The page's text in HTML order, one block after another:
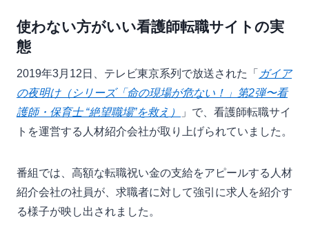
使わない方がいい看護師転職サイトの実
態
2019年3月12日、テレビ東京系列で放送された「 ガイア
の夜明け（シリーズ「命の現場が危ない！」第2弾〜看
護師・保育士 “絶望職場”を救え）
」で、看護師転職サイ
トを運営する人材紹介会社が取り上げられていました。
番組では、高額な転職祝い金の支給をアピールする人材
紹介会社の社員が、求職者に対して強引に求人を紹介す
る様子が映し出されました。